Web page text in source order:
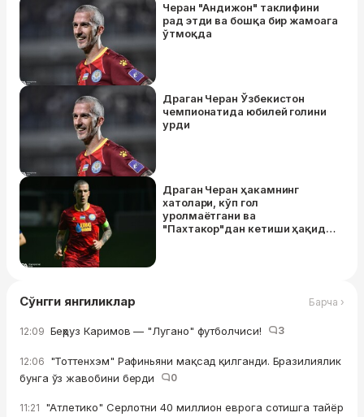
Черан "Андижон" таклифини
рад этди ва бошқа бир жамоага
ўтмоқда
Драган Черан Ўзбекистон
чемпионатида юбилей голини
урди
Драган Черан ҳакамнинг
хатолари, кўп гол
уролмаётгани ва
"Пахтакор"дан кетиши ҳақида
Сўнгги янгиликлар Барча ›
12:09 Беҳруз Каримов — "Лугано" футболчиси! 3
12:06 "Тоттенхэм" Рафиньяни мақсад қилганди. Бразилиялик
бунга ўз жавобини берди
0
11:21 "Атлетико" Серлотни 40 миллион еврога сотишга тайёр